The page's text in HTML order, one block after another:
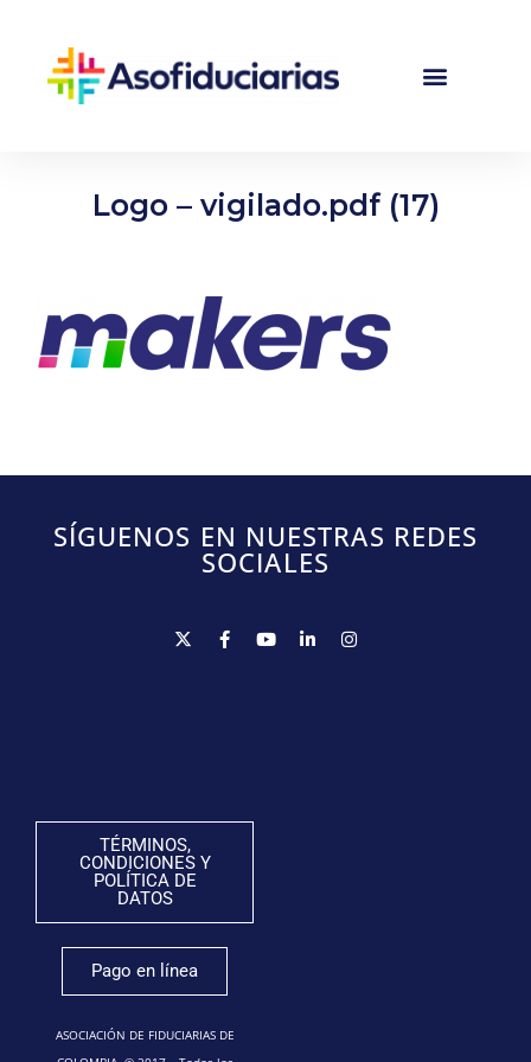
Logo – vigilado.pdf (17)
SÍGUENOS EN NUESTRAS REDES
SOCIALES
TÉRMINOS,
CONDICIONES Y
POLÍTICA DE
DATOS
Pago en línea
ASOCIACIÓN DE FIDUCIARIAS DE